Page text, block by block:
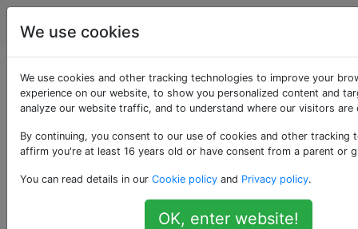
Joomla
Questions marquées
«php»
PHP est un langage de script côté serveur conçu pour
le développement Web, mais également utilisé comme
langage de programmation à usage général. Joomla
We use cookies
We use cookies and other tracking technologies to improve your
experience on our website, to show you personalized content and
analyze our website traffic, and to understand where our visitors are
By continuing, you consent to our use of cookies and other tracking
affirm you're at least 16 years old or have consent from a parent or
You can read details in our Cookie policy and Privacy policy.
OK, enter website!